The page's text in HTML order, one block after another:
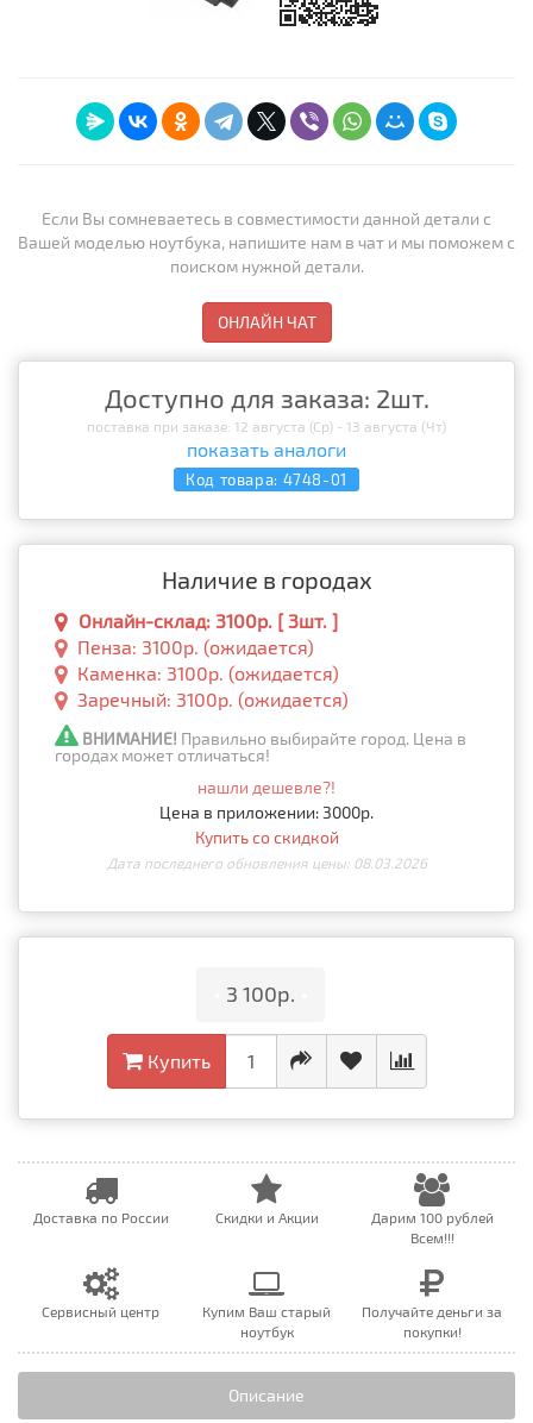
Если Вы сомневаетесь в совместимости данной детали с
Вашей моделью ноутбука, напишите нам в чат и мы поможем с
поиском нужной детали.
ОНЛАЙН ЧАТ
Доступно для заказа: 2шт.
поставка при заказе: 12 августа (Ср) - 13 августа (Чт)
показать аналоги
Код товара: 4748-01
Наличие в городах
Онлайн-склад: 3100р. [ 3шт. ]
Пенза: 3100р. (ожидается)
Каменка: 3100р. (ожидается)
Заречный: 3100р. (ожидается)
ВНИМАНИЕ! Правильно выбирайте город. Цена в
городах может отличаться!
нашли дешевле?!
Цена в приложении: 3000р.
Купить со скидкой
Дата последнего обновления цены: 08.03.2026
3 100р.
Купить
Доставка по России Скидки и Акции
Дарим 100 рублей
Всем!!!
Сервисный центр
Купим Ваш старый
ноутбук
Получайте деньги за
покупки!
Описание